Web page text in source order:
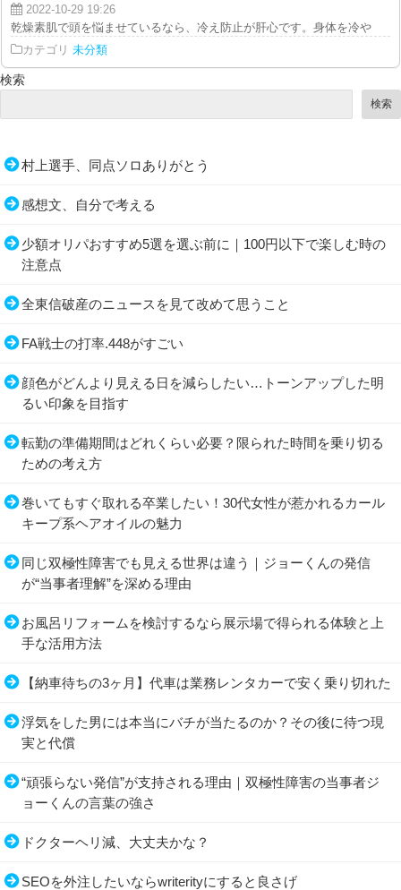
2022-10-29 19:26
乾燥素肌で頭を悩ませているなら、冷え防止が肝心です。身体を冷やしや
カテゴリ 未分類
検索
検索
村上選手、同点ソロありがとう
感想文、自分で考える
少額オリパおすすめ5選を選ぶ前に｜100円以下で楽しむ時の
注意点
全東信破産のニュースを見て改めて思うこと
FA戦士の打率.448がすごい
顔色がどんより見える日を減らしたい…トーンアップした明
るい印象を目指す
転勤の準備期間はどれくらい必要？限られた時間を乗り切る
ための考え方
巻いてもすぐ取れる卒業したい！30代女性が惹かれるカール
キープ系ヘアオイルの魅力
同じ双極性障害でも見える世界は違う｜ジョーくんの発信
が“当事者理解”を深める理由
お風呂リフォームを検討するなら展示場で得られる体験と上
手な活用方法
【納車待ちの3ヶ月】代車は業務レンタカーで安く乗り切れた
浮気をした男には本当にバチが当たるのか？その後に待つ現
実と代償
“頑張らない発信”が支持される理由｜双極性障害の当事者ジ
ョーくんの言葉の強さ
ドクターヘリ減、大丈夫かな？
SEOを外注したいならwriterityにすると良さげ